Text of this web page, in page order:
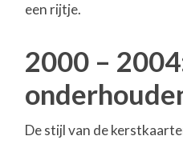
een rijtje.
2000 –
De stijl van de